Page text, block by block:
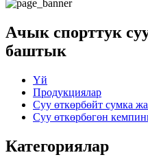
Ачык спорттук
баштык
Үй
Продукциялар
Суу өткөрбөйт сумка
Суу өткөрбөгөн
Категориялар